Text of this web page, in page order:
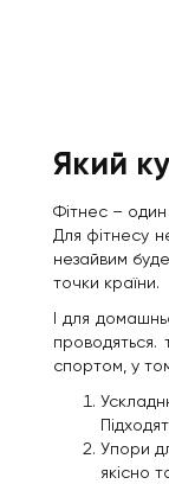
Який
Фітнес – один
Для фітнесу
незайвим
точки країни.
І для
спортом, у
Упори
якісно